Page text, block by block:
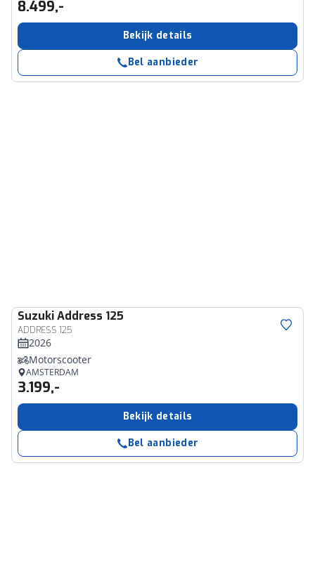
8.499,-
Bekijk details
Bel aanbieder
SuzukiAddress 125
ADDRESS 125
2026
Motorscooter
AMSTERDAM
3.199,-
Bekijk details
Bel aanbieder